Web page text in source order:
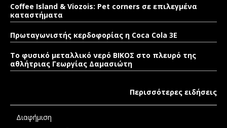
Coffee Island & Viozois: Pet corners σε επιλεγμένα
καταστήματα
Πρωταγωνιστής κερδοφορίας η Coca Cola 3E
Το φυσικό μεταλλικό νερό ΒΙΚΟΣ στο πλευρό της
αθλήτριας Γεωργίας Δαμασιώτη
Περισσότερες ειδήσεις
Διαφήμιση